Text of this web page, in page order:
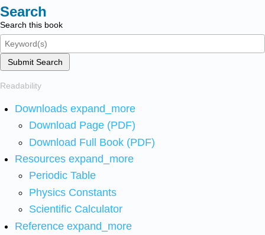
Search
Search this book
Submit Search
Readability
Downloads expand_more
Download Page (PDF)
Download Full Book (PDF)
Resources expand_more
Periodic Table
Physics Constants
Scientific Calculator
Reference expand_more